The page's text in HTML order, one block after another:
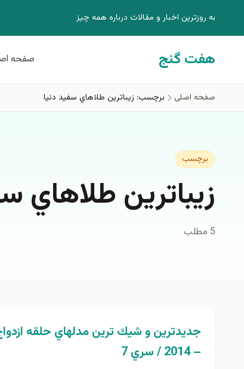
به روزترين اخبار و مقالات درباره همه چيز
هفت گنج صفحه
صفحه اصلی برچسب: زيباترين طلاهاي سفيد دنيا
برچسب
زيباترين طلاهاي
5 مطلب
مد و زيبايي
– 2014 / سري 7